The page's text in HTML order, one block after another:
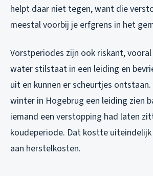
helpt daar niet tegen, want die
meestal voorbij je erfgrens in het
Vorstperiodes zijn ook riskant, vooral
water stilstaat in een leiding en
uit en kunnen er scheurtjes
winter in Hogebrug een leiding zien
iemand een verstopping had laten
koudeperiode. Dat kostte uiteindelijk
aan herstelkosten.